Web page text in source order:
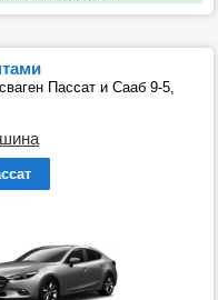
Пассат и Сааб 9-5,